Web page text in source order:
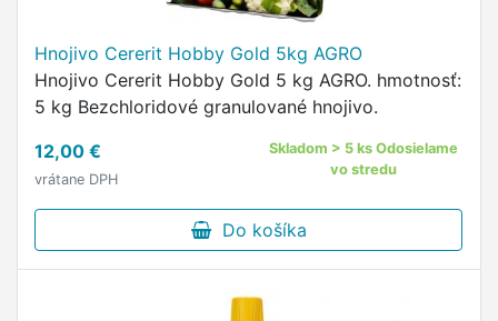
Hnojivo Cererit Hobby Gold 5kg AGRO
Hnojivo Cererit Hobby Gold 5 kg AGRO. hmotnosť:
5 kg Bezchloridové granulované hnojivo.
12,00 €
vrátane DPH
Skladom > 5 ks Odosielame
vo stredu
Do košíka